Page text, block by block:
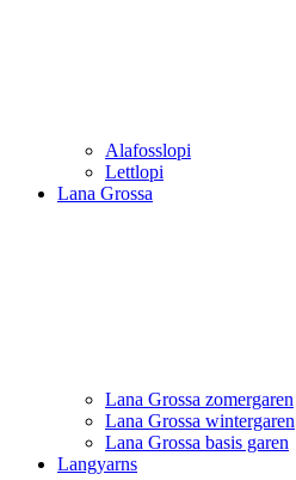
Alafosslopi
Lettlopi
Lana Grossa
Lana Grossa zomergaren
Lana Grossa wintergaren
Lana Grossa basis garen
Langyarns